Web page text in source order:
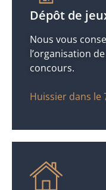
Dépôt de
Nous vous
l’organisation
concours.
Huissier dans le